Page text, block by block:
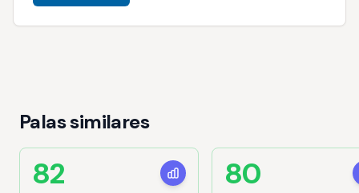
Palas similares
82 80